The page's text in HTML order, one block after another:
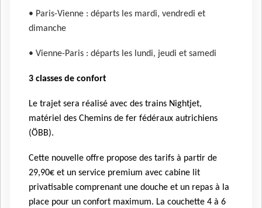
• Paris-Vienne : départs les mardi, vendredi et
dimanche
• Vienne-Paris : départs les lundi, jeudi et samedi
3 classes de confort
Le trajet sera réalisé avec des trains Nightjet,
matériel des Chemins de fer fédéraux autrichiens
(ÖBB).
Cette nouvelle offre propose des tarifs à partir de
29,90€ et un service premium avec cabine lit
privatisable comprenant une douche et un repas à la
place pour un confort maximum. La couchette 4 à 6